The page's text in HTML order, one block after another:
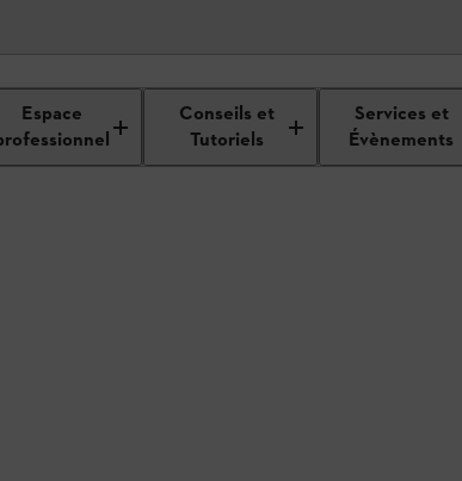
Espace
Conseils et
Tutoriels
Services et
Évènements